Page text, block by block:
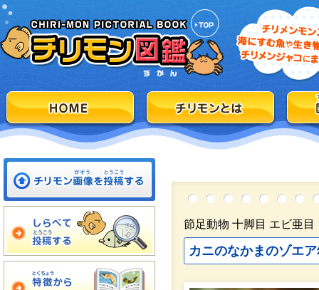
節足動物 十脚目 エビ亜
カニのなかまのゾエ